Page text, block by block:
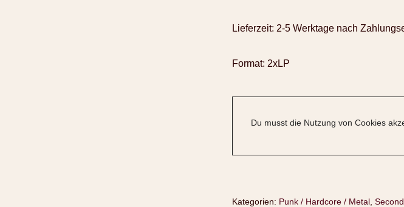
Lieferzeit: 2-5 Werktage nach
Format: 2xLP
Du musst die Nutzung von Cookies
Kategorien: Punk / Hardcore / Metal,